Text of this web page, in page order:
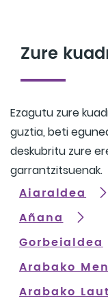
Zure
Ezagutu zure
guztia, beti
deskubritu zure
garrantzitsuenak.
Aiaraldea
Añana
Gorbeialdea
Arabako
Arabako